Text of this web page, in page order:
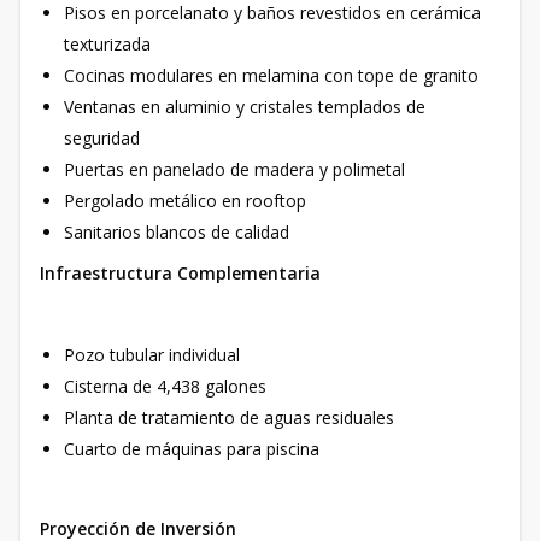
Pisos en porcelanato y baños revestidos en cerámica
texturizada
Cocinas modulares en melamina con tope de granito
Ventanas en aluminio y cristales templados de
seguridad
Puertas en panelado de madera y polimetal
Pergolado metálico en rooftop
Sanitarios blancos de calidad
Infraestructura Complementaria
Pozo tubular individual
Cisterna de 4,438 galones
Planta de tratamiento de aguas residuales
Cuarto de máquinas para piscina
Proyección de Inversión